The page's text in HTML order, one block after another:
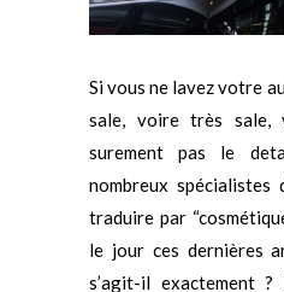
Si vous ne lavez votre
sale, voire très sale,
surement pas le
nombreux spécialistes
traduire par
le jour ces dernières
s’agit-il exactement